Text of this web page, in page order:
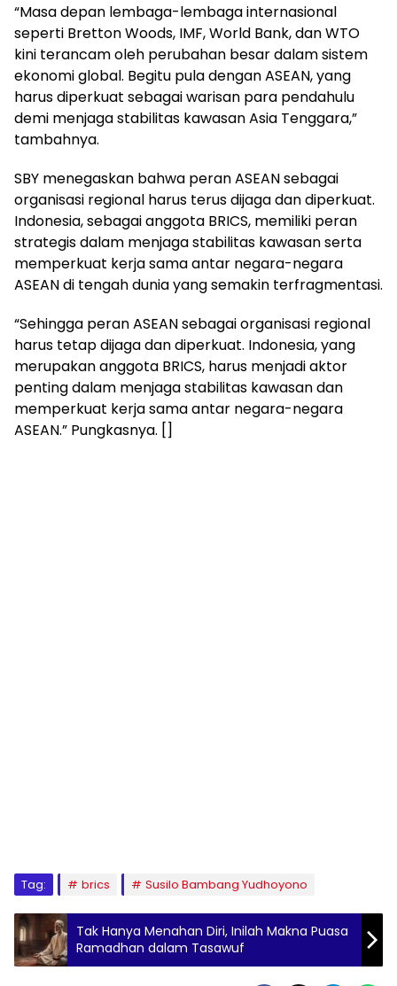
“Masa depan lembaga-lembaga internasional
seperti Bretton Woods, IMF, World Bank, dan WTO
kini terancam oleh perubahan besar dalam sistem
ekonomi global. Begitu pula dengan ASEAN, yang
harus diperkuat sebagai warisan para pendahulu
demi menjaga stabilitas kawasan Asia Tenggara,”
tambahnya.
SBY menegaskan bahwa peran ASEAN sebagai
organisasi regional harus terus dijaga dan diperkuat.
Indonesia, sebagai anggota BRICS, memiliki peran
strategis dalam menjaga stabilitas kawasan serta
memperkuat kerja sama antar negara-negara
ASEAN di tengah dunia yang semakin terfragmentasi.
“Sehingga peran ASEAN sebagai organisasi regional
harus tetap dijaga dan diperkuat. Indonesia, yang
merupakan anggota BRICS, harus menjadi aktor
penting dalam menjaga stabilitas kawasan dan
memperkuat kerja sama antar negara-negara
ASEAN.” Pungkasnya. []
Tag: brics Susilo Bambang Yudhoyono
Tak Hanya Menahan Diri, Inilah Makna Puasa
Ramadhan dalam Tasawuf